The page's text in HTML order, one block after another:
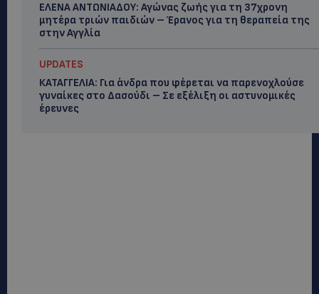
ΕΛΕΝΑ ΑΝΤΩΝΙΑΔΟΥ: Αγώνας ζωής για τη 37χρονη
μητέρα τριών παιδιών – Έρανος για τη θεραπεία της
στην Αγγλία
UPDATES
ΚΑΤΑΓΓΕΛΙΑ: Για άνδρα που φέρεται να παρενοχλούσε
γυναίκες στο Δασούδι – Σε εξέλιξη οι αστυνομικές
έρευνες